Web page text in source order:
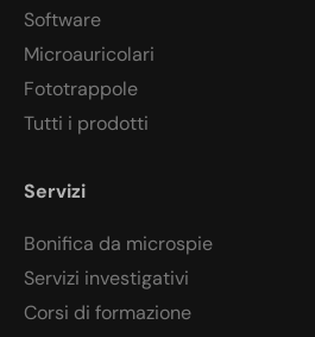
Software
Microauricolari
Fototrappole
Tutti i prodotti
Servizi
Bonifica da microspie
Servizi investigativi
Corsi di formazione